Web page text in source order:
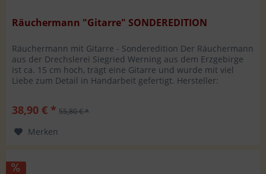
Räuchermann "Gitarre" SONDEREDITION
Räuchermann mit Gitarre - Sonderedition Der Räuchermann
aus der Drechslerei Siegried Werning aus dem Erzgebirge
ist ca. 15 cm hoch, trägt eine Gitarre und wurde mit viel
Liebe zum Detail in Handarbeit gefertigt. Hersteller:
38,90 € * 55,80 € *
Merken